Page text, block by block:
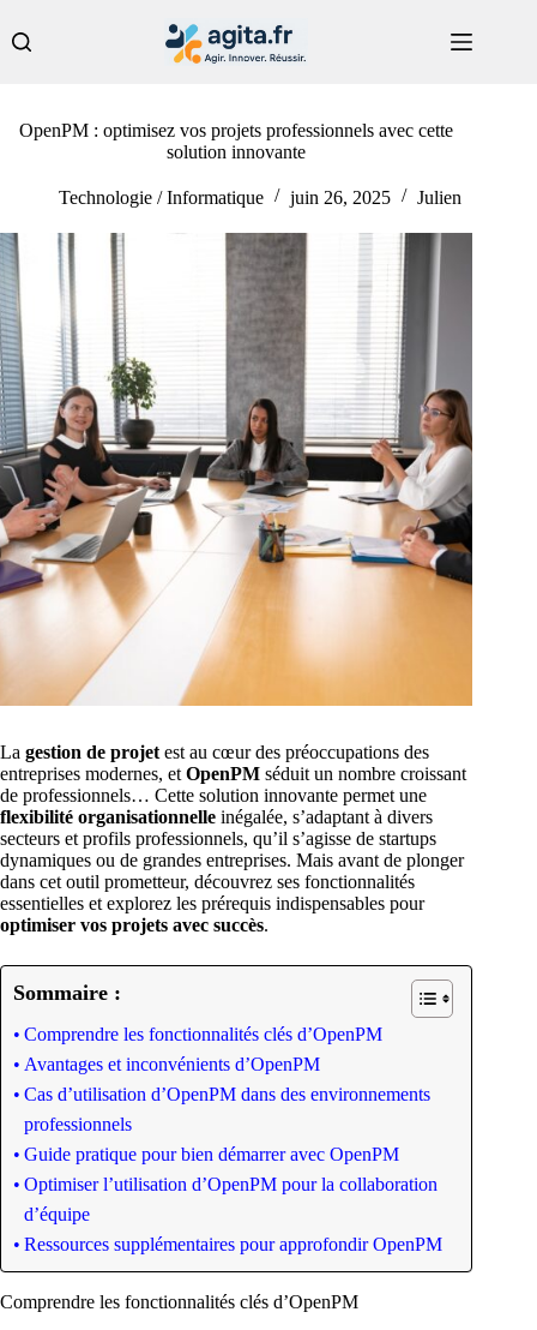
au
contenu
OpenPM : optimisez vos projets professionnels avec cette
solution innovante
Technologie / Informatique juin 26, 2025 Julien
La gestion de projet est au cœur des préoccupations des
entreprises modernes, et OpenPM séduit un nombre croissant
de professionnels… Cette solution innovante permet une
flexibilité organisationnelle inégalée, s’adaptant à divers
secteurs et profils professionnels, qu’il s’agisse de startups
dynamiques ou de grandes entreprises. Mais avant de plonger
dans cet outil prometteur, découvrez ses fonctionnalités
essentielles et explorez les prérequis indispensables pour
optimiser vos projets avec succès.
Sommaire :
Comprendre les fonctionnalités clés d’OpenPM
Avantages et inconvénients d’OpenPM
Cas d’utilisation d’OpenPM dans des environnements
professionnels
Guide pratique pour bien démarrer avec OpenPM
Optimiser l’utilisation d’OpenPM pour la collaboration
d’équipe
Ressources supplémentaires pour approfondir OpenPM
Comprendre les fonctionnalités clés d’OpenPM